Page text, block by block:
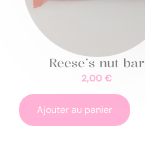
Reese’s nut bar
2,00€
Ajouter au panier